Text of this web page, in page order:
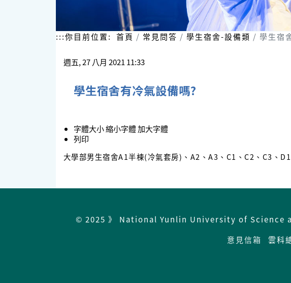
:::你目前位置: 首頁 常見問答 學生宿舍-設備類 學生宿
週五, 27 八月 2021 11:33
學生宿舍有冷氣設備嗎?
字體大小縮小字體加大字體
列印
大學部男生宿舍A1半棟(冷氣套房)、A2、A3、C1、C2、C3、
© 2025 》 National Yunlin University of
意見信箱
雲科